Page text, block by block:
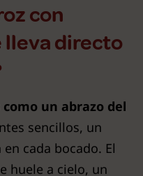
con
lleva directo
un abrazo del
sencillos, un
cada bocado. El
huele a cielo, un